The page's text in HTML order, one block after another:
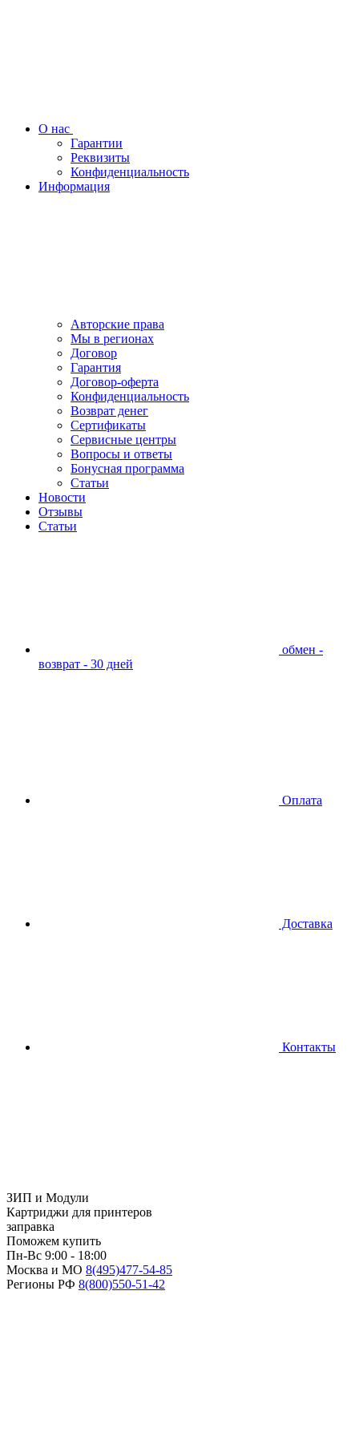
О нас
Гарантии
Реквизиты
Конфиденциальность
Информация
Авторские права
Мы в регионах
Договор
Гарантия
Договор-оферта
Конфиденциальность
Возврат денег
Сертификаты
Сервисные центры
Вопросы и ответы
Бонусная программа
Статьи
Новости
Отзывы
Статьи
обмен -
возврат - 30 дней
Оплата
Доставка
Контакты
ЗИП и Модули
Картриджи для принтеров
заправка
Поможем купить
Пн-Вс 9:00 - 18:00
Москва и МО 8(495)477-54-85
Регионы РФ 8(800)550-51-42